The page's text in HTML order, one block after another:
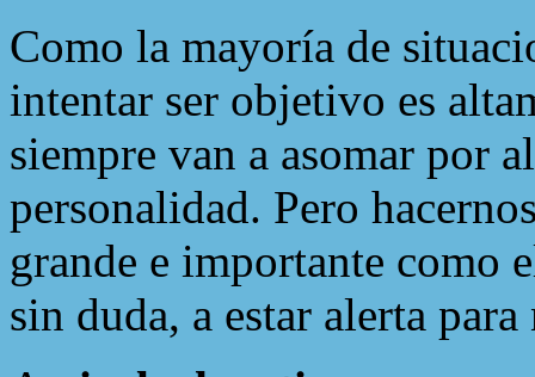
Como la mayoría de
intentar ser objetivo es
siempre van a asomar por
personalidad. Pero
grande e importante como
sin duda, a estar alerta